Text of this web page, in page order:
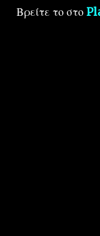
Βρείτε το στο